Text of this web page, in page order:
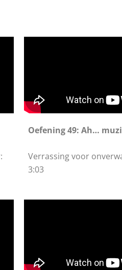
Oefening 49: Ah…
Verrassing voor
3:03